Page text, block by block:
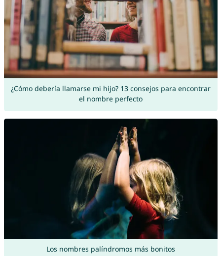
¿Cómo debería llamarse mi hijo? 13 consejos para encontrar
el nombre perfecto
Los nombres palíndromos más bonitos